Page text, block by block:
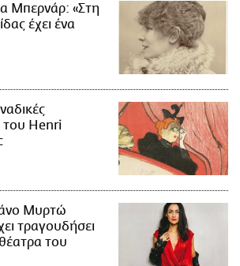
Μπερνάρ: «Στη
έχει ένα
του Henri
Μυρτώ
τραγουδήσει
του